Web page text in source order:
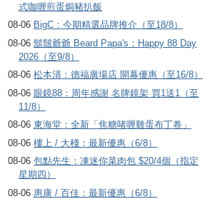
式咖喱煎蛋焗豬扒飯
08-06 BigC：今期精選品牌推介（至18/8）
08-06 鬍鬚爺爺 Beard Papa's：Happy 88 Day
2026（至9/8）
08-06 松本清：德福廣場店 開幕優惠（至16/8）
08-06 眼鏡88：周年感謝 名牌鏡架 買1送1（至
11/8）
08-06 東海堂：全新「焦糖啫喱雞蛋布丁卷」
08-06 樓上 / 大棧：最新優惠（6/8）
08-06 包點先生：凍迷你菜肉包 $20/4個（指定
星期四）
08-06 惠康 / 百佳：最新優惠（6/8）